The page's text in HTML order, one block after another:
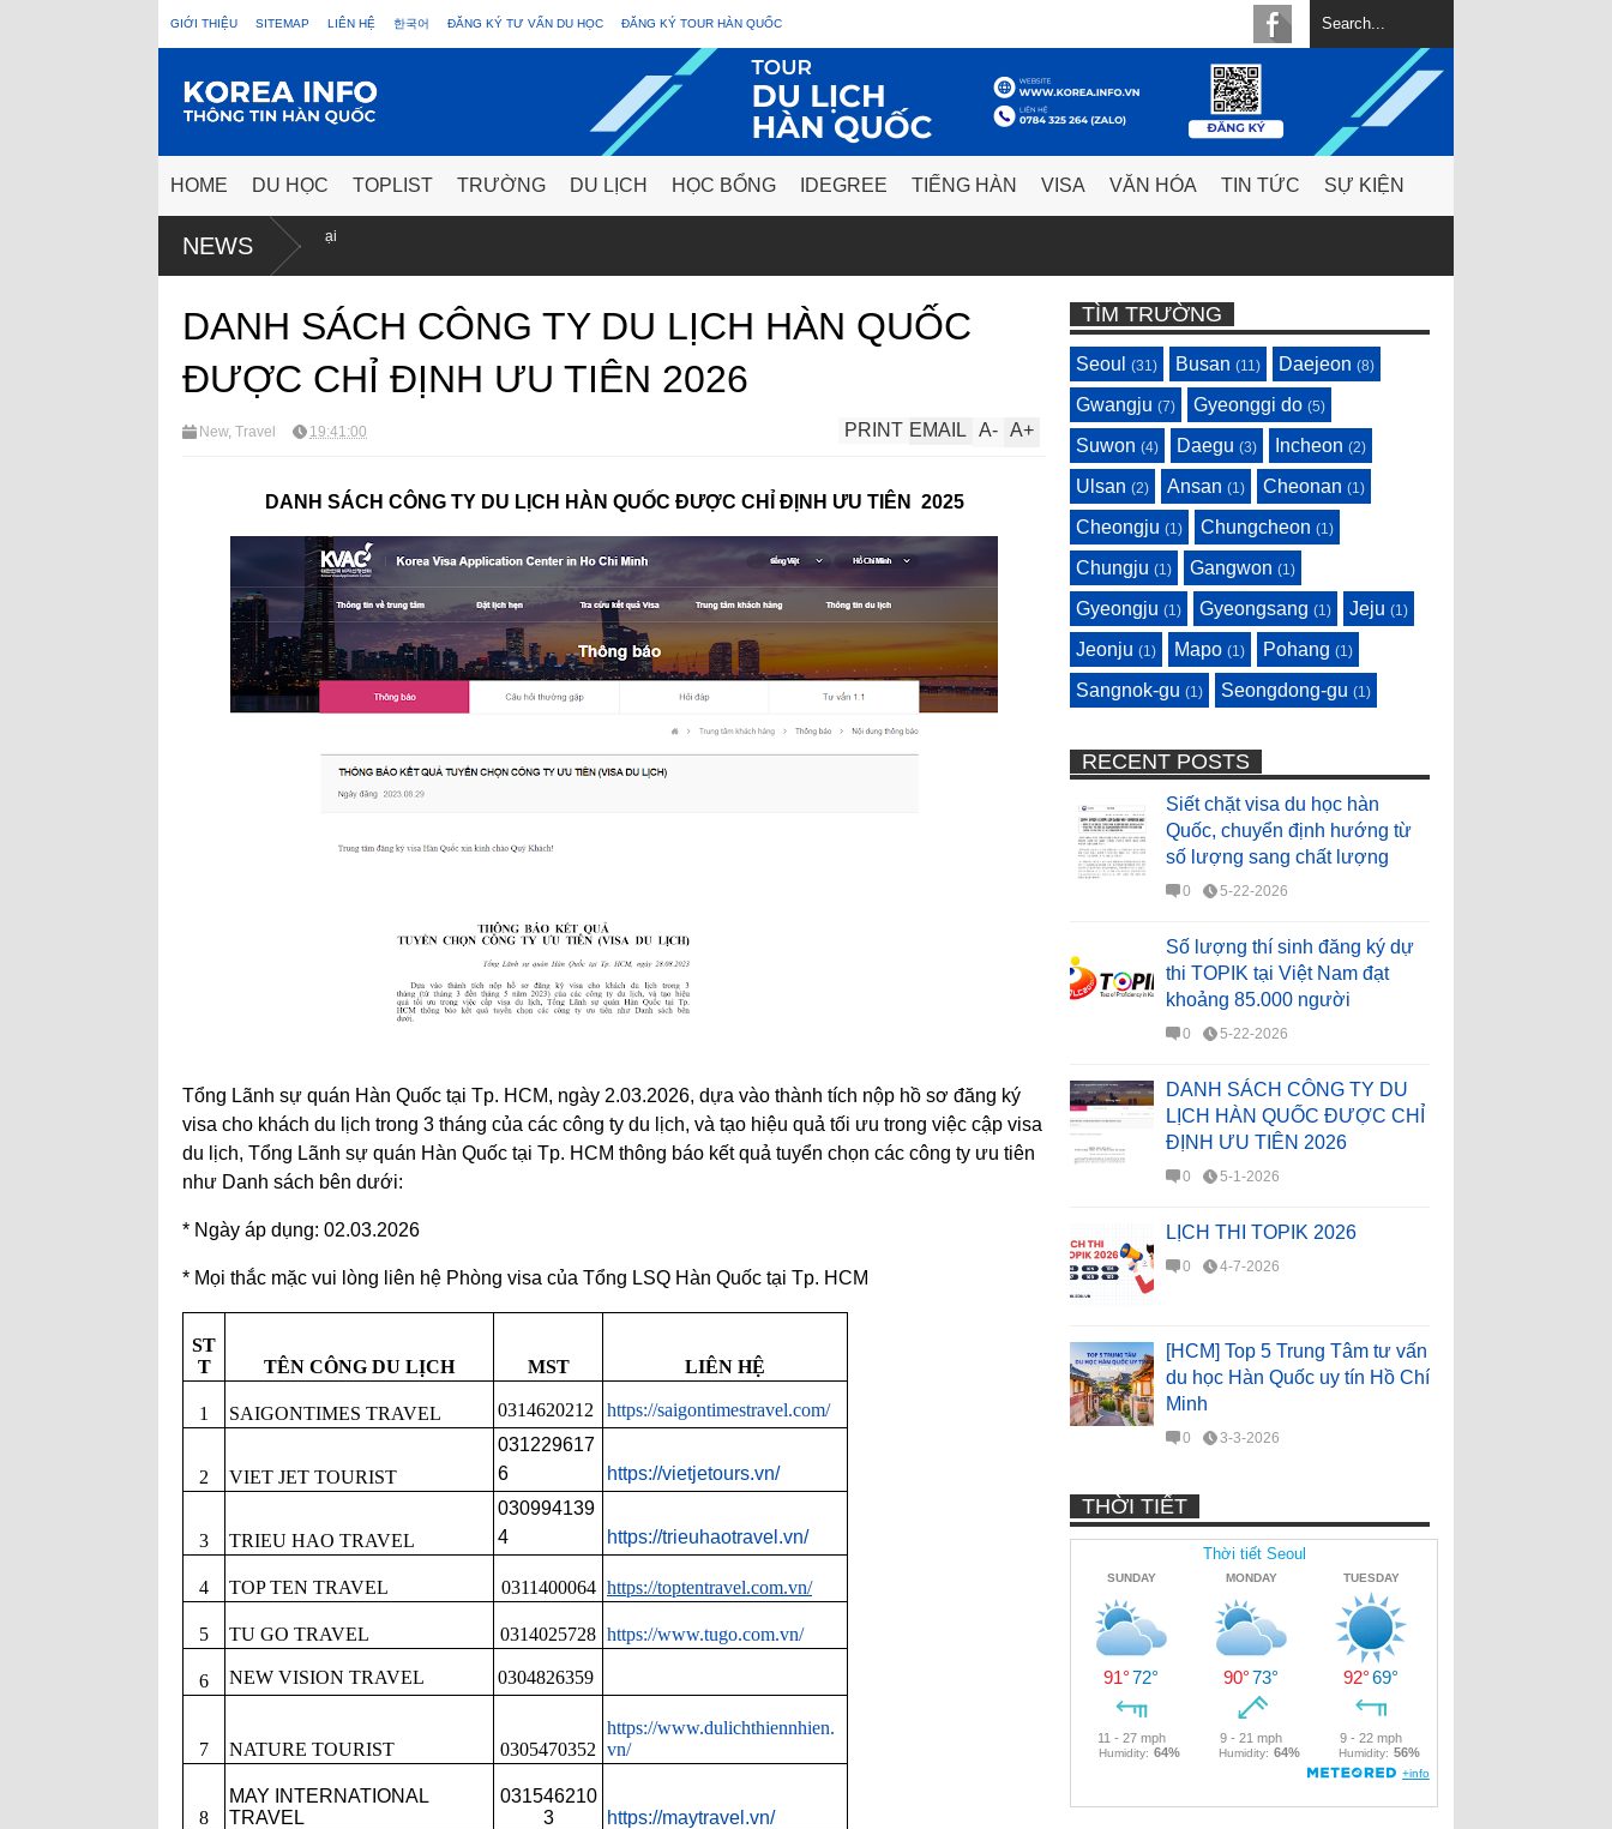
GIỚI THIỆU SITEMAP LIÊN HỆ 한국어 ĐĂNG KÝ TƯ VẤN DU HỌC ĐĂNG KÝ TOUR HÀN QUỐC
HOME DU HỌC TOPLIST TRƯỜNG DU LỊCH HỌC BỔNG IDEGREE TIẾNG HÀN VISA VĂN HÓA TIN TỨC SỰ KIỆN
NEWS
Du học sinh Hàn Quốc tại
16 chương trình nghề
DANH SÁCH CÔNG TY DU LỊCH HÀN QUỐC
ĐƯỢC CHỈ ĐỊNH ƯU TIÊN 2026
New, Travel 19:41:00 A+
A-
EMAIL
PRINT
DANH SÁCH CÔNG TY DU LỊCH HÀN QUỐC ĐƯỢC CHỈ ĐỊNH ƯU TIÊN 2025
Tổng Lãnh sự quán Hàn Quốc tại Tp. HCM, ngày 2.03.2026, dựa vào thành tích nộp hồ sơ đăng ký
visa cho khách du lịch trong 3 tháng của các công ty du lịch, và tạo hiệu quả tối ưu trong việc cập visa
du lịch, Tổng Lãnh sự quán Hàn Quốc tại Tp. HCM thông báo kết quả tuyển chọn các công ty ưu tiên
như Danh sách bên dưới:
* Ngày áp dụng: 02.03.2026
* Mọi thắc mặc vui lòng liên hệ Phòng visa của Tổng LSQ Hàn Quốc tại Tp. HCM
ST
T
TÊN CÔNG DU LỊCH MST LIÊN HỆ
1 SAIGONTIMES TRAVEL 0314620212 https://saigontimestravel.com/
2 VIET JET TOURIST
031229617
6
https://vietjetours.vn/
3 TRIEU HAO TRAVEL
030994139
4
https://trieuhaotravel.vn/
4 TOP TEN TRAVEL 0311400064 https://toptentravel.com.vn/
5 TU GO TRAVEL 0314025728 https://www.tugo.com.vn/
6 NEW VISION TRAVEL 0304826359
7 NATURE TOURIST 0305470352
https://www.dulichthiennhien.
vn/
8
MAY INTERNATIONAL
TRAVEL
031546210
3
https://maytravel.vn/
TÌM TRƯỜNG
Seoul (31) Busan (11) Daejeon (8)
Gwangju (7) Gyeonggi do (5)
Suwon (4) Daegu (3) Incheon (2)
Ulsan (2) Ansan (1) Cheonan (1)
Cheongju (1) Chungcheon (1)
Chungju (1) Gangwon (1)
Gyeongju (1) Gyeongsang (1) Jeju (1)
Jeonju (1) Mapo (1) Pohang (1)
Sangnok-gu (1) Seongdong-gu (1)
RECENT POSTS
Siết chặt visa du học hàn
Quốc, chuyển định hướng từ
số lượng sang chất lượng
0 5-22-2026
Số lượng thí sinh đăng ký dự
thi TOPIK tại Việt Nam đạt
khoảng 85.000 người
0 5-22-2026
DANH SÁCH CÔNG TY DU
LỊCH HÀN QUỐC ĐƯỢC CHỈ
ĐỊNH ƯU TIÊN 2026
0 5-1-2026
LỊCH THI TOPIK 2026
0 4-7-2026
[HCM] Top 5 Trung Tâm tư vấn
du học Hàn Quốc uy tín Hồ Chí
Minh
0 3-3-2026
THỜI TIẾT